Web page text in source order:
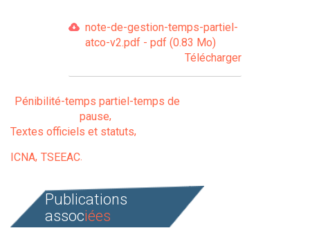
note-de-gestion-temps-partiel-
atco-v2.pdf - pdf (0.83 Mo)
Télécharger
Pénibilité-temps partiel-temps de
pause
Textes officiels et statuts
ICNA TSEEAC
Publications
associées